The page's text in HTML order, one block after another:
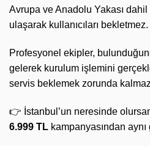
Avrupa ve Anadolu Yakası
ulaşarak kullanıcıları bekletmez.
Profesyonel ekipler,
gelerek kurulum işlemini
servis beklemek zorunda
👉 İstanbul’un neresinde
6.999 TL kampanyasından